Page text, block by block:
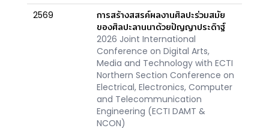
2569
การสร้างสสรค์ผลงานศิลปะร่วมสมัย
ของศิลปะลานนาด้วยปัญญาประดิาฐ์
2026 Joint International
Conference on Digital Arts,
Media and Technology with ECTI
Northern Section Conference on
Electrical, Electronics, Computer
and Telecommunication
Engineering (ECTI DAMT &
NCON)